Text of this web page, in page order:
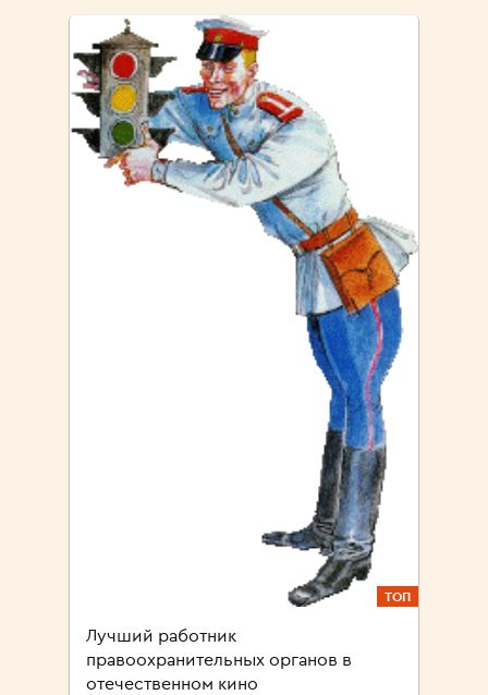
ТОП
Лучший работник
правоохранительных органов в
отечественном кино